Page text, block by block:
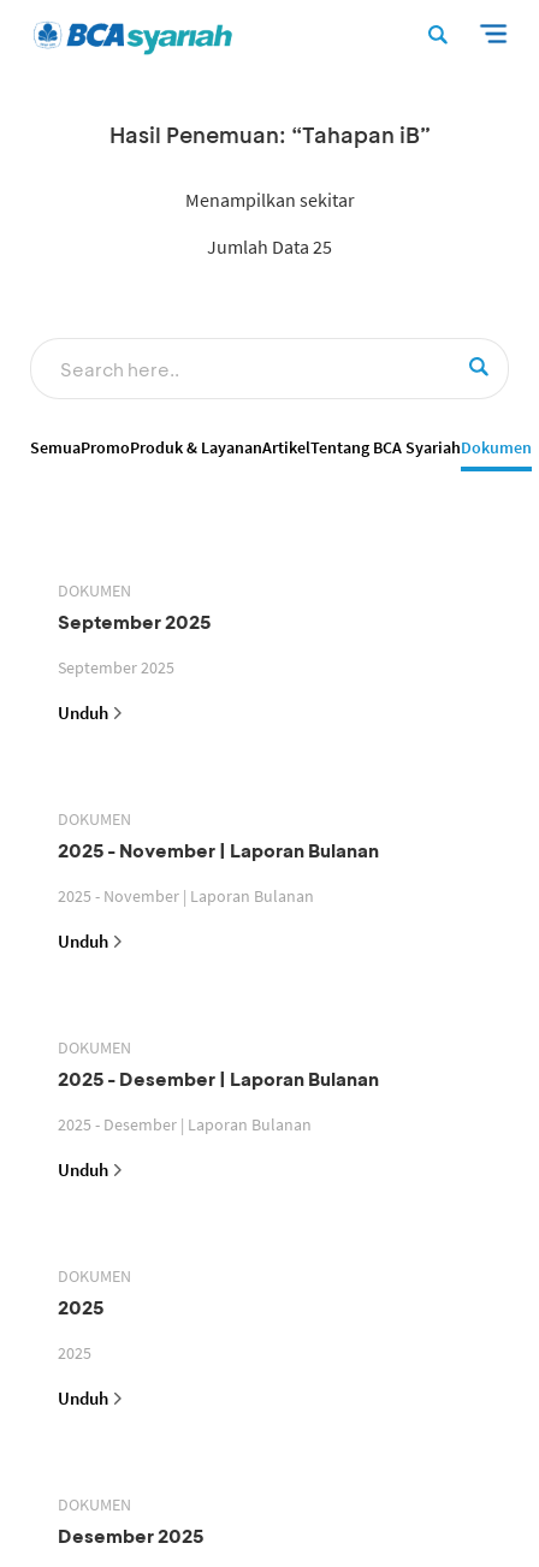
Hasil Penemuan: “Tahapan iB”
Menampilkan sekitar
Jumlah Data 25
SemuaPromoProduk & LayananArtikelTentang BCA SyariahDokumen
DOKUMEN
September 2025
September 2025
Unduh
DOKUMEN
2025 - November | Laporan Bulanan
2025 - November | Laporan Bulanan
Unduh
DOKUMEN
2025 - Desember | Laporan Bulanan
2025 - Desember | Laporan Bulanan
Unduh
DOKUMEN
2025
2025
Unduh
DOKUMEN
Desember 2025